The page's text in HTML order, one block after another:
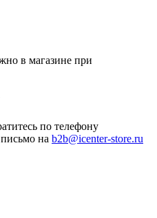
в магазине при
по телефону
письмо на b2b@icenter-store.ru